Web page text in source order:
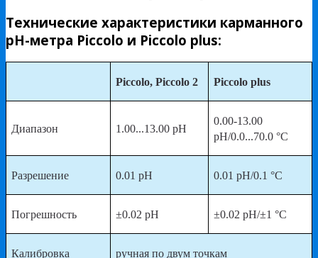
Технические характеристики карманного
pH-метра Piccolo и Piccolo plus:
Piccolo, Piccolo 2 Piccolo plus
Диапазон 1.00...13.00 pH
0.00-13.00
рН/0.0...70.0 °С
Разрешение 0.01 pH 0.01 pH/0.1 °С
Погрешность ±0.02 pH ±0.02 pH/±1 °С
Калибровка ручная по двум точкам